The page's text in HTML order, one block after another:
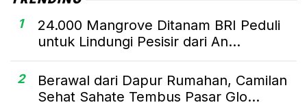
1
24.000 Mangrove Ditanam BRI Peduli
untuk Lindungi Pesisir dari An...
2
Berawal dari Dapur Rumahan, Camilan
Sehat Sahate Tembus Pasar Glo...